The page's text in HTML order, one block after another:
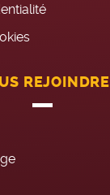
REJOINDRE